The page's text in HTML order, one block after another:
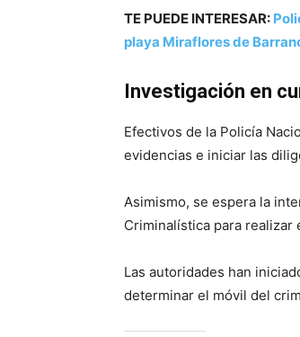
TE PUEDE INTERESAR:
playa Miraflores de
Investigación en
Efectivos de la Policía
evidencias e iniciar las
Asimismo, se espera la
Criminalística para
Las autoridades han
determinar el móvil del